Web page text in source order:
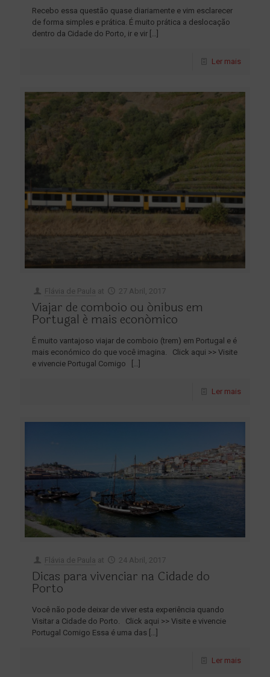
Recebo essa questão quase diariamente e vim esclarecer
de forma simples e prática. É muito prática a deslocação
dentro da Cidade do Porto, ir e vir […]
Ler mais
Flávia de Paula at 27 Abril, 2017
Viajar de comboio ou ónibus em
Portugal é mais económico
É muito vantajoso viajar de comboio (trem) em Portugal e é
mais económico do que você imagina. Click aqui >> Visite
e vivencie Portugal Comigo
[…]
Ler mais
Flávia de Paula at 24 Abril, 2017
Dicas para vivenciar na Cidade do
Porto
Você não pode deixar de viver esta experiência quando
Visitar a Cidade do Porto. Click aqui >> Visite e vivencie
Portugal Comigo Essa é uma das […]
Ler mais